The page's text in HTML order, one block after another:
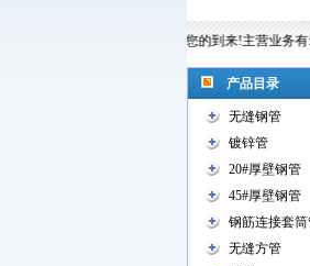
鑫旺通金属制品有限公司欢迎您的到来!主营业务有
产品目录
无缝钢管
镀锌管
20#厚壁钢管
45#厚壁钢管
钢筋连接套
无缝方管